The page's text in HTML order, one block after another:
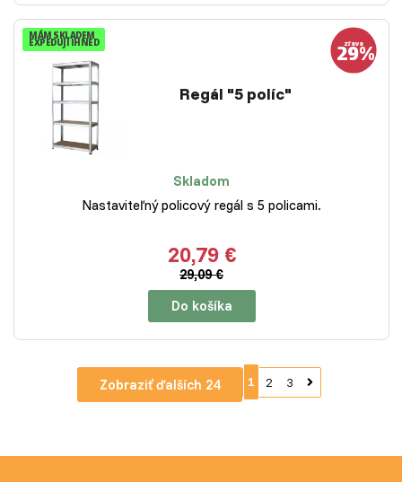
MÁM SKLADEM
EXPEDUJI IHNED
Regál "5 políc"
Skladom
Nastaviteľný policový regál s 5 policami.
20,79 €
29,09 €
Do košíka
Zobraziť ďalších 24 1 2 3